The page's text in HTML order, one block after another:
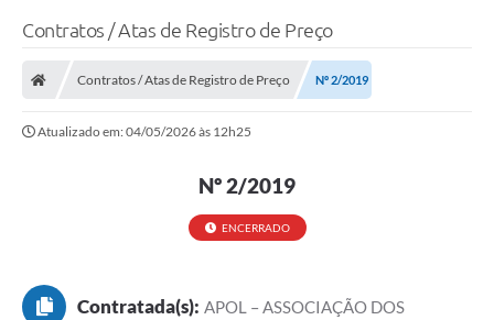
Contratos / Atas de Registro de Preço
Contratos / Atas de Registro de Preço Nº 2/2019
Atualizado em: 04/05/2026 às 12h25
Nº 2/2019
ENCERRADO
Contratada(s): APOL – ASSOCIAÇÃO DOS